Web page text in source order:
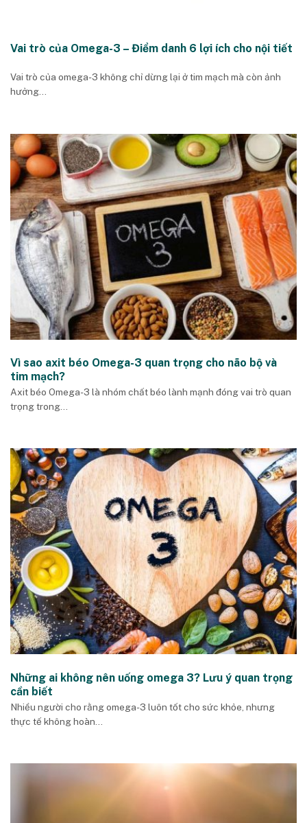
Vai trò của Omega-3 – Điểm danh 6 lợi ích cho nội tiết
Vai trò của omega-3 không chỉ dừng lại ở tim mạch mà còn ảnh
hưởng...
Vì sao axit béo Omega-3 quan trọng cho não bộ và
tim mạch?
Axit béo Omega-3 là nhóm chất béo lành mạnh đóng vai trò quan
trọng trong...
Những ai không nên uống omega 3? Lưu ý quan trọng
cần biết
Nhiều người cho rằng omega-3 luôn tốt cho sức khỏe, nhưng
thực tế không hoàn...